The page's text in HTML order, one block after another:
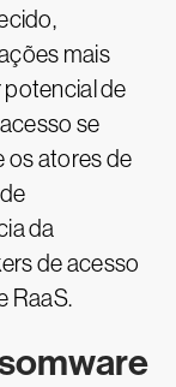
mais
potencial de
se
os atores de
da
de acesso
RaaS.